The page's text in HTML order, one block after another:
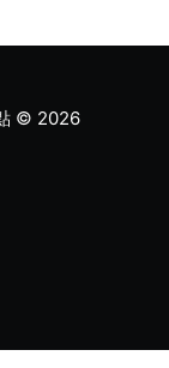
、過往行為與
路以來的移民
© 2026